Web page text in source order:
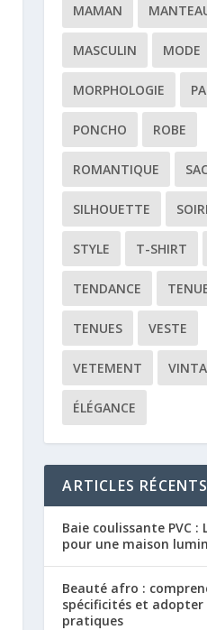
MAMAN
MASCULIN MODE
MORPHOLOGIE
PONCHO ROBE
ROMANTIQUE SAC
SILHOUETTE
STYLE T-SHIRT
TENDANCE
TENUES VESTE
VETEMENT
ÉLÉGANCE
ARTICLES RÉCENTS
Baie coulissante PVC :
pour une maison
Beauté afro :
spécificités et adopter
pratiques